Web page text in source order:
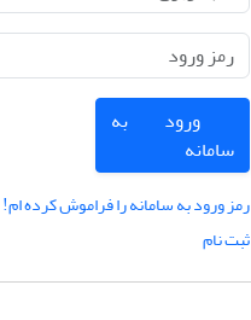
ورود به
سامانه
رمز ورود به سامانه را فراموش کرده ام!
ثبت نام